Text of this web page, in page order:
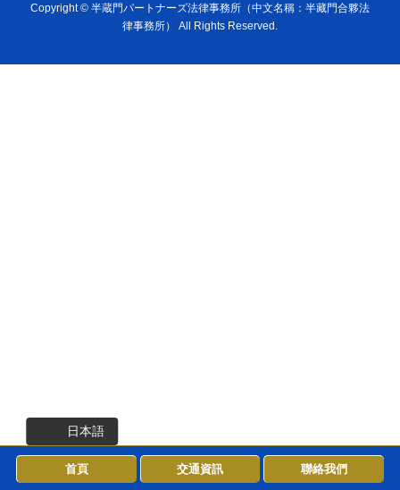
日本語
Copyright © 半蔵門パートナーズ法律事務所（中文名稱：半藏門合夥法
律事務所）
All Rights Reserved.
首頁 交通資訊 聯絡我們